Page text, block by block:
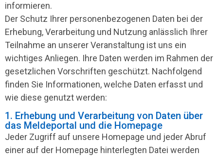
informieren.
Der Schutz Ihrer personenbezogenen Daten bei der
Erhebung, Verarbeitung und Nutzung anlässlich Ihrer
Teilnahme an unserer Veranstaltung ist uns ein
wichtiges Anliegen. Ihre Daten werden im Rahmen der
gesetzlichen Vorschriften geschützt. Nachfolgend
finden Sie Informationen, welche Daten erfasst und
wie diese genutzt werden:
1. Erhebung und Verarbeitung von Daten über
das Meldeportal und die Homepage
Jeder Zugriff auf unsere Homepage und jeder Abruf
einer auf der Homepage hinterlegten Datei werden